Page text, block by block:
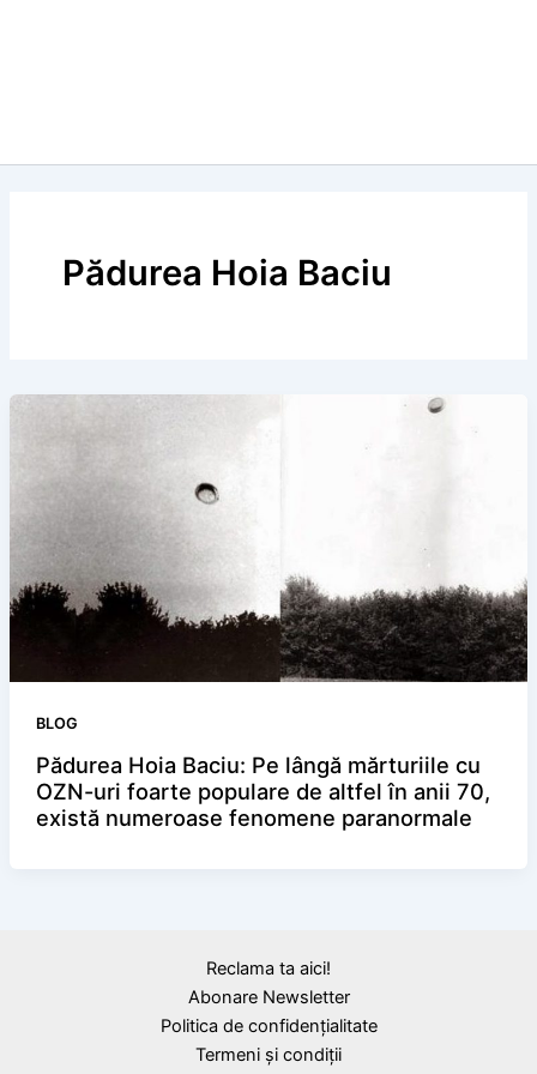
Pădurea Hoia Baciu
BLOG
Pădurea Hoia Baciu: Pe lângă mărturiile cu
OZN-uri foarte populare de altfel în anii 70,
există numeroase fenomene paranormale
Reclama ta aici!
Abonare Newsletter
Politica de confidențialitate
Termeni și condiții